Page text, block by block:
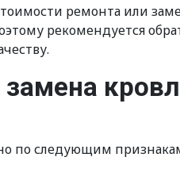
ремонта или
рекомендуется
по следующим